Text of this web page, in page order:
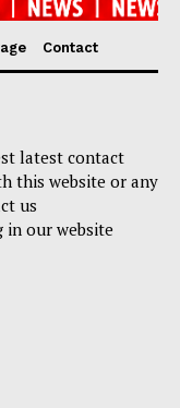
Contact
latest contact
this website or any
us
in our website